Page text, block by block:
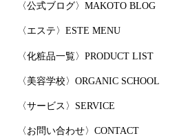
〈公式ブログ〉MAKOTO BLOG
〈エステ〉ESTE MENU
〈化粧品一覧〉PRODUCT LIST
〈美容学校〉ORGANIC SCHOOL
〈サービス〉SERVICE
〈お問い合わせ〉CONTACT